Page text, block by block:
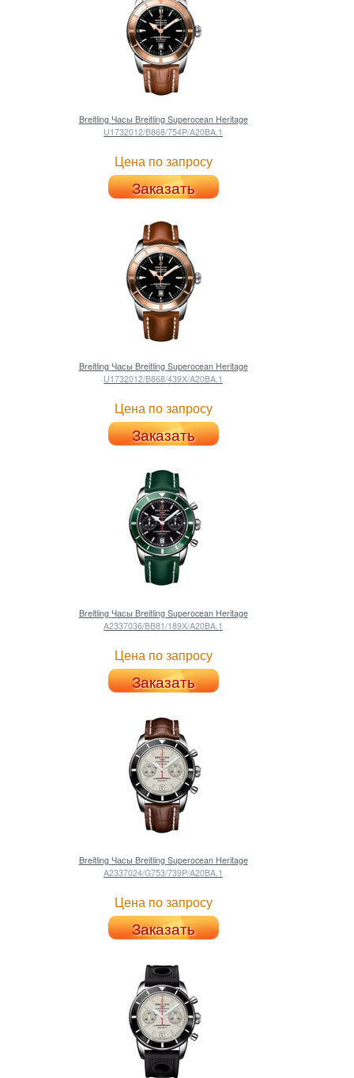
Breitling Часы Breitling Superocean Heritage
U1732012/B868/754P/A20BA.1
Цена по запросу
Заказать
Breitling Часы Breitling Superocean Heritage
U1732012/B868/439X/A20BA.1
Цена по запросу
Заказать
Breitling Часы Breitling Superocean Heritage
A2337036/BB81/189X/A20BA.1
Цена по запросу
Заказать
Breitling Часы Breitling Superocean Heritage
A2337024/G753/739P/A20BA.1
Цена по запросу
Заказать